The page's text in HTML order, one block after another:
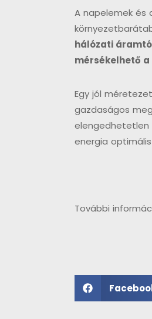
A napelemek és
hálózati
mérsékelhető
Egy jól
gazdaságos
elengedhetetlen
energia
További